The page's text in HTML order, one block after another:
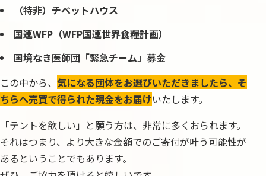
（特非）チベットハウス
国連WFP（WFP国連世界食糧計画）
国境なき医師団「緊急チーム」募金
この中から、 気になる団体をお選びいただきましたら、そ
ちらへ売買で得られた現金をお届けいたします。
「テントを欲しい」と願う方は、非常に多くおられます。
それはつまり、より大きな金額でのご寄付が叶う可能性が
あるということでもあります。